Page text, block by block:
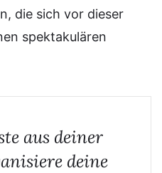
die sich vor dieser
spektakulären
aus deiner
deine